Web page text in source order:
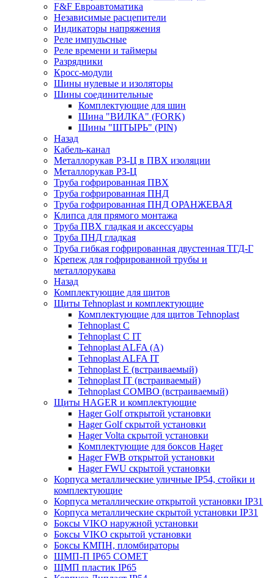
F&F Евроавтоматика
Независимые расцепители
Индикаторы напряжения
Реле импульсные
Реле времени и таймеры
Разрядники
Кросс-модули
Шины нулевые и изоляторы
Шины соединительные
Комплектующие для шин
Шина "ВИЛКА" (FORK)
Шины "ШТЫРЬ" (PIN)
Назад
Кабель-канал
Металлорукав РЗ-Ц в ПВХ изоляции
Металлорукав РЗ-Ц
Труба гофрированная ПВХ
Труба гофрированная ПНД
Труба гофрированная ПНД ОРАНЖЕВАЯ
Клипса для прямого монтажа
Труба ПВХ гладкая и аксессуары
Труба ПНД гладкая
Труба гибкая гофрированная двустенная ТГД-Г
Крепеж для гофрированной трубы и
металлорукава
Назад
Комплектующие для щитов
Щиты Tehnoplast и комплектующие
Комплектующие для щитов Tehnoplast
Tehnoplast C
Tehnoplast C IT
Tehnoplast ALFA (А)
Tehnoplast ALFA IT
Tehnoplast E (встраиваемый)
Tehnoplast IT (встраиваемый)
Tehnoplast COMBO (встраиваемый)
Щиты HAGER и комплектующие
Hager Golf открытой установки
Hager Golf скрытой установки
Hager Volta скрытой установки
Комплектующие для боксов Hager
Hager FWB открытой установки
Hager FWU скрытой установки
Корпуса металлические уличные IP54, стойки и
комплектующие
Корпуса металлические открытой установки IP31
Корпуса металлические скрытой установки IP31
Боксы VIKO наружной установки
Боксы VIKO скрытой установки
Боксы КМПН, пломбираторы
ЩМП-П IP65 COMET
ЩМП пластик IP65